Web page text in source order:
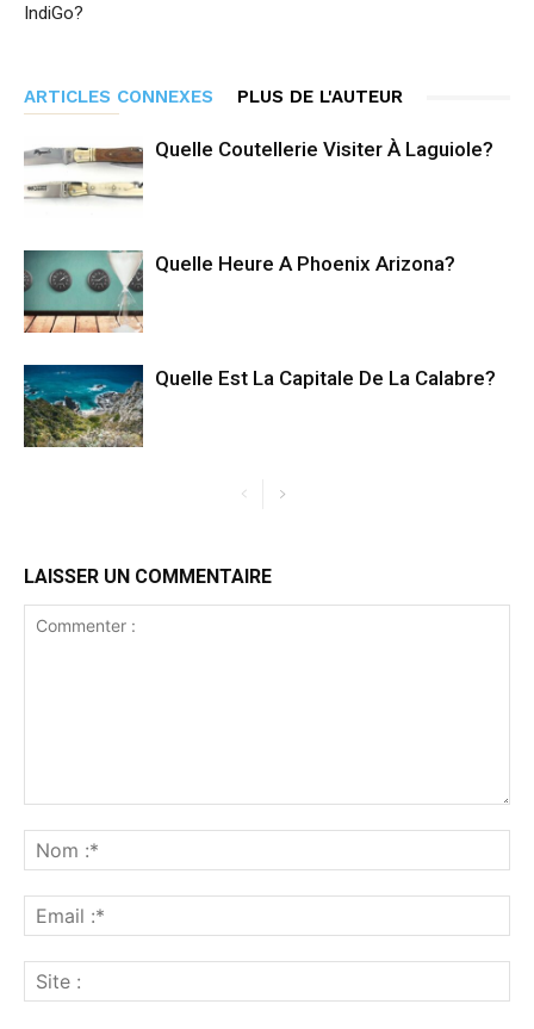
IndiGo?
ARTICLES CONNEXES PLUS DE L'AUTEUR
Quelle Coutellerie Visiter À Laguiole?
Quelle Heure A Phoenix Arizona?
Quelle Est La Capitale De La Calabre?
LAISSER UN COMMENTAIRE